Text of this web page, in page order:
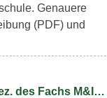
Genauere
(PDF) und
Rückmeldung zum Antrag der VSLK bez. des Fachs M&I in der PS